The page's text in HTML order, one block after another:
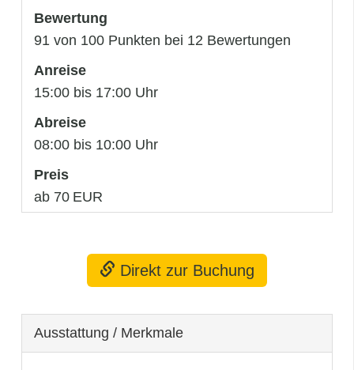
Bewertung
91 von 100 Punkten bei 12 Bewertungen
Anreise
15:00 bis 17:00 Uhr
Abreise
08:00 bis 10:00 Uhr
Preis
ab 70 EUR
Direkt zur Buchung
Ausstattung / Merkmale